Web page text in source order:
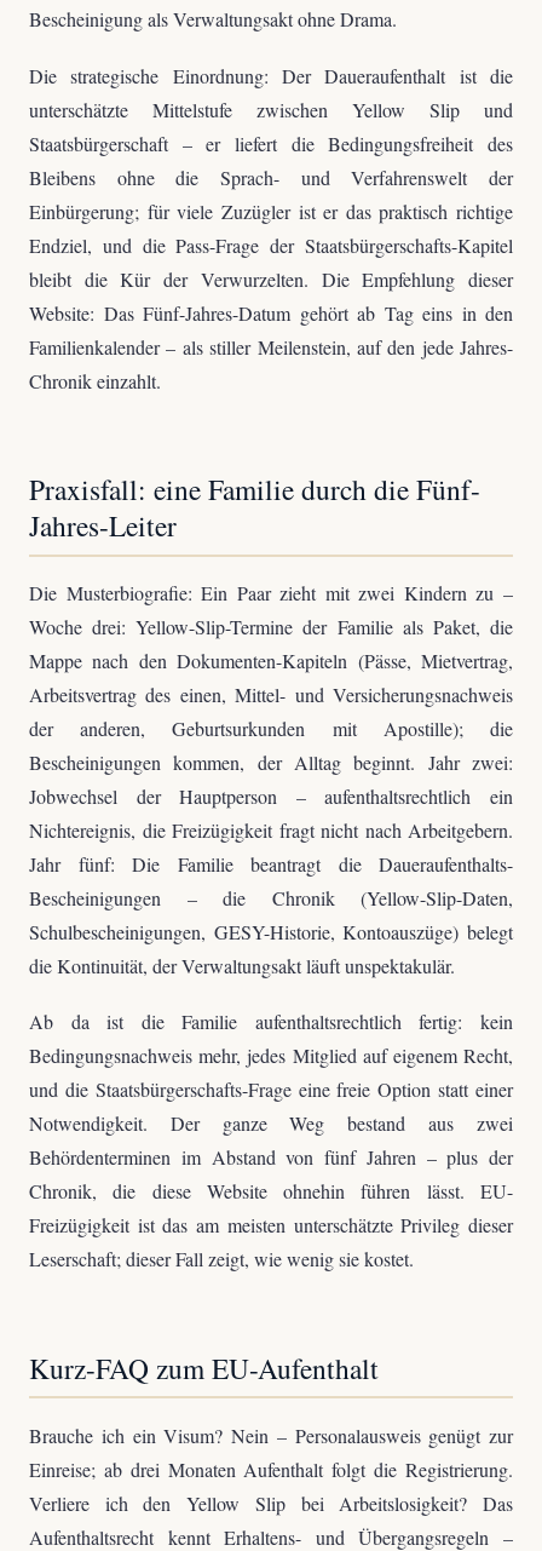
Bescheinigung als Verwaltungsakt ohne Drama.
Die strategische Einordnung: Der Daueraufenthalt ist die
unterschätzte Mittelstufe zwischen Yellow Slip und
Staatsbürgerschaft – er liefert die Bedingungsfreiheit des
Bleibens ohne die Sprach- und Verfahrenswelt der
Einbürgerung; für viele Zuzügler ist er das praktisch richtige
Endziel, und die Pass-Frage der Staatsbürgerschafts-Kapitel
bleibt die Kür der Verwurzelten. Die Empfehlung dieser
Website: Das Fünf-Jahres-Datum gehört ab Tag eins in den
Familienkalender – als stiller Meilenstein, auf den jede Jahres-
Chronik einzahlt.
Praxisfall: eine Familie durch die Fünf-
Jahres-Leiter
Die Musterbiografie: Ein Paar zieht mit zwei Kindern zu –
Woche drei: Yellow-Slip-Termine der Familie als Paket, die
Mappe nach den Dokumenten-Kapiteln (Pässe, Mietvertrag,
Arbeitsvertrag des einen, Mittel- und Versicherungsnachweis
der anderen, Geburtsurkunden mit Apostille); die
Bescheinigungen kommen, der Alltag beginnt. Jahr zwei:
Jobwechsel der Hauptperson – aufenthaltsrechtlich ein
Nichtereignis, die Freizügigkeit fragt nicht nach Arbeitgebern.
Jahr fünf: Die Familie beantragt die Daueraufenthalts-
Bescheinigungen – die Chronik (Yellow-Slip-Daten,
Schulbescheinigungen, GESY-Historie, Kontoauszüge) belegt
die Kontinuität, der Verwaltungsakt läuft unspektakulär.
Ab da ist die Familie aufenthaltsrechtlich fertig: kein
Bedingungsnachweis mehr, jedes Mitglied auf eigenem Recht,
und die Staatsbürgerschafts-Frage eine freie Option statt einer
Notwendigkeit. Der ganze Weg bestand aus zwei
Behördenterminen im Abstand von fünf Jahren – plus der
Chronik, die diese Website ohnehin führen lässt. EU-
Freizügigkeit ist das am meisten unterschätzte Privileg dieser
Leserschaft; dieser Fall zeigt, wie wenig sie kostet.
Kurz-FAQ zum EU-Aufenthalt
Brauche ich ein Visum? Nein – Personalausweis genügt zur
Einreise; ab drei Monaten Aufenthalt folgt die Registrierung.
Verliere ich den Yellow Slip bei Arbeitslosigkeit? Das
Aufenthaltsrecht kennt Erhaltens- und Übergangsregeln –